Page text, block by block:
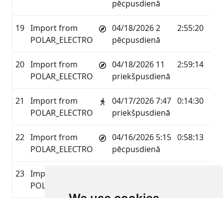
pēcpusdienā
19 Import from
POLAR_ELECTRO
04/18/2026 2
pēcpusdienā
2:55:20
20 Import from
POLAR_ELECTRO
04/18/2026 11
priekšpusdienā
2:59:14
21
Import from
POLAR_ELECTRO
04/17/2026 7:47
priekšpusdienā
0:14:30
22 Import from
POLAR_ELECTRO
04/16/2026 5:15
pēcpusdienā
0:58:13
23 Import from
POLAR_ELECTRO